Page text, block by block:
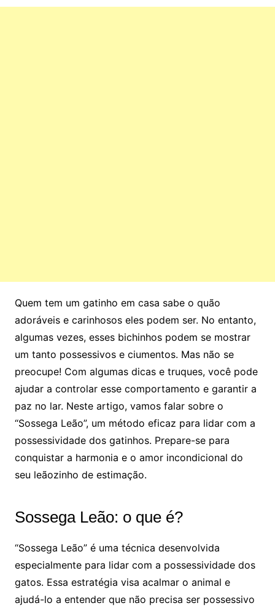
Quem tem um gatinho em casa sabe o quão
adoráveis e carinhosos eles podem ser. No entanto,
algumas vezes, esses bichinhos podem se mostrar
um tanto possessivos e ciumentos. Mas não se
preocupe! Com algumas dicas e truques, você pode
ajudar a controlar esse comportamento e garantir a
paz no lar. Neste artigo, vamos falar sobre o
“Sossega Leão”, um método eficaz para lidar com a
possessividade dos gatinhos. Prepare-se para
conquistar a harmonia e o amor incondicional do
seu leãozinho de estimação.
Sossega Leão: o que é?
“Sossega Leão” é uma técnica desenvolvida
especialmente para lidar com a possessividade dos
gatos. Essa estratégia visa acalmar o animal e
ajudá-lo a entender que não precisa ser possessivo